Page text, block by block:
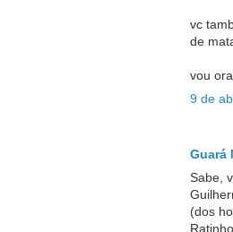
vc
de
vou
9 de
Guará
Sabe,
(dos